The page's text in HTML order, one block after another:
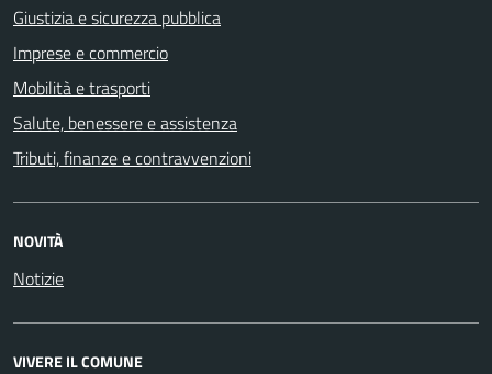
Giustizia e sicurezza pubblica
Imprese e commercio
Mobilità e trasporti
Salute, benessere e assistenza
Tributi, finanze e contravvenzioni
NOVITÀ
Notizie
VIVERE IL COMUNE